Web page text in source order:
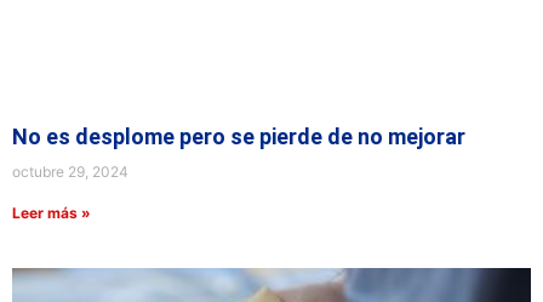
No es desplome pero se pierde de no mejorar
octubre 29, 2024
Leer más »